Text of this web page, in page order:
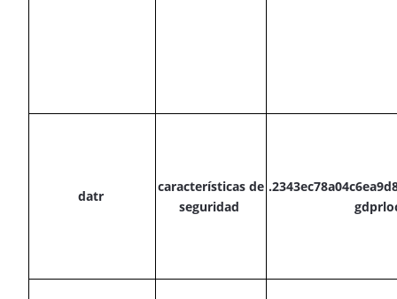
datr
características de
seguridad